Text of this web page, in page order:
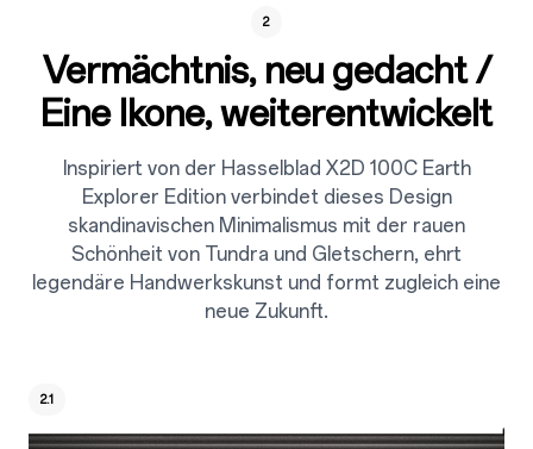
2
Vermächtnis, neu gedacht /
Eine Ikone, weiterentwickelt
Inspiriert von der Hasselblad X2D 100C Earth
Explorer Edition verbindet dieses Design
skandinavischen Minimalismus mit der rauen
Schönheit von Tundra und Gletschern, ehrt
legendäre Handwerkskunst und formt zugleich eine
neue Zukunft.
2.1